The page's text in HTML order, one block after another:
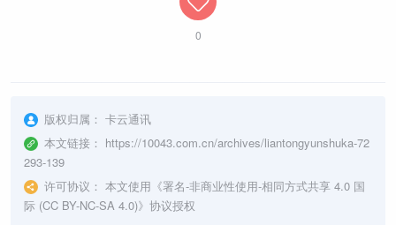
0
版权归属： 卡云通讯
本文链接： https://10043.com.cn/archives/liantongyunshuka-72
293-139
许可协议： 本文使用《署名-非商业性使用-相同方式共享 4.0 国
际 (CC BY-NC-SA 4.0)》协议授权